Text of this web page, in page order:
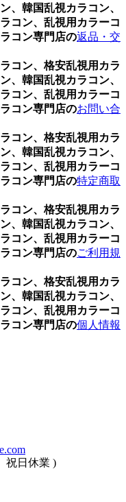
、韓国乱視カラコン、
コン、乱視用カラーコ
コン専門店の返品・交
コン、格安乱視用カラ
、韓国乱視カラコン、
コン、乱視用カラーコ
コン専門店のお問い合
コン、格安乱視用カラ
、韓国乱視カラコン、
コン、乱視用カラーコ
コン専門店の特定商取
コン、格安乱視用カラ
、韓国乱視カラコン、
コン、乱視用カラーコ
コン専門店のご利用規
コン、格安乱視用カラ
、韓国乱視カラコン、
コン、乱視用カラーコ
コン専門店の個人情報
祝日休業 )